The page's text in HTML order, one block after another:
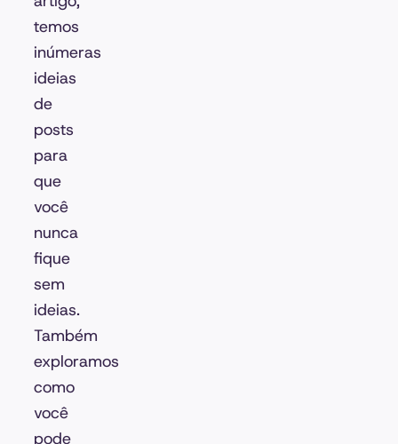
temos
inúmeras
ideias
de
posts
para
que
você
nunca
fique
sem
ideias.
Também
exploramos
como
você
pode